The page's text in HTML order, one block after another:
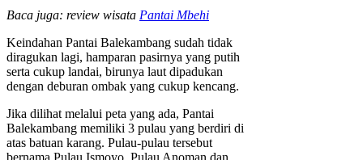
Baca juga: review wisata Pantai Mbehi
Keindahan Pantai Balekambang sudah tidak
diragukan lagi, hamparan pasirnya yang putih
serta cukup landai, birunya laut dipadukan
dengan deburan ombak yang cukup kencang.
Jika dilihat melalui peta yang ada, Pantai
Balekambang memiliki 3 pulau yang berdiri di
atas batuan karang. Pulau-pulau tersebut